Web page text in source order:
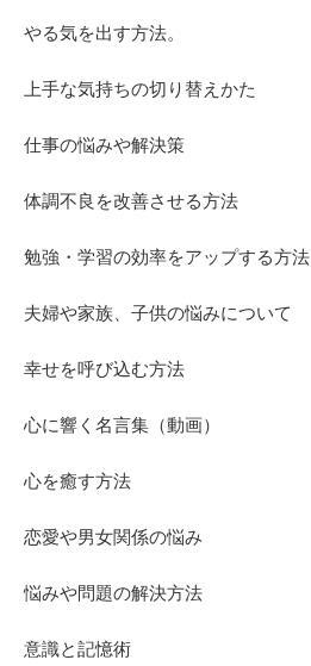
やる気を出す方法。
上手な気持ちの切り替えかた
仕事の悩みや解決策
体調不良を改善させる方法
勉強・学習の効率をアップする方法
夫婦や家族、子供の悩みについて
幸せを呼び込む方法
心に響く名言集（動画）
心を癒す方法
恋愛や男女関係の悩み
悩みや問題の解決方法
意識と記憶術